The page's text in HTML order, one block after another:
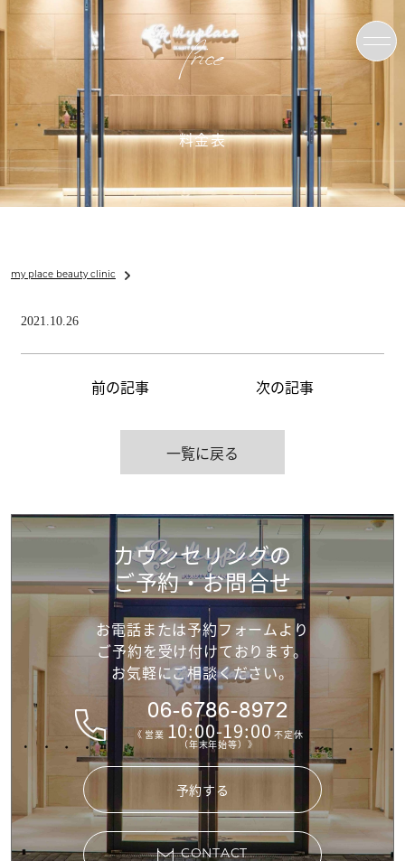
Price
料金表
my place beauty clinic
2021.10.26
前の記事 次の記事
一覧に戻る
カウンセリングの
ご予約・お問合せ
お電話または予約フォームより
ご予約を受け付けております。
お気軽にご相談ください。
06-6786-8972
《 営業 10:00-19:00不定休
（年末年始等）》
予約する
CONTACT